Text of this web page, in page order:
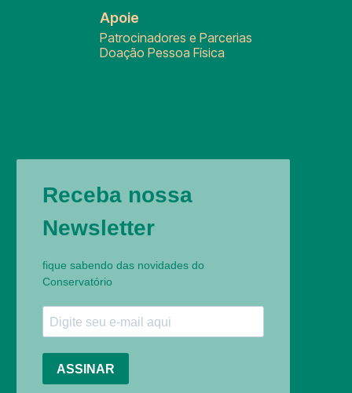
Apoie
Patrocinadores e Parcerias
Doação Pessoa Física